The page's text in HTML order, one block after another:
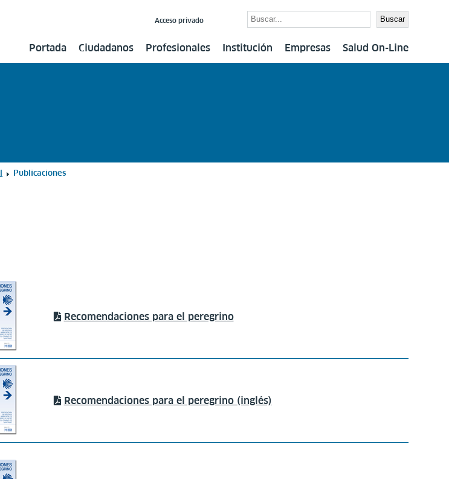
Buscar
Acceso privado
Portada Ciudadanos Profesionales Institución Empresas Salud On-Line
Publicaciones
Recomendaciones para el peregrino
Recomendaciones para el peregrino (inglés)